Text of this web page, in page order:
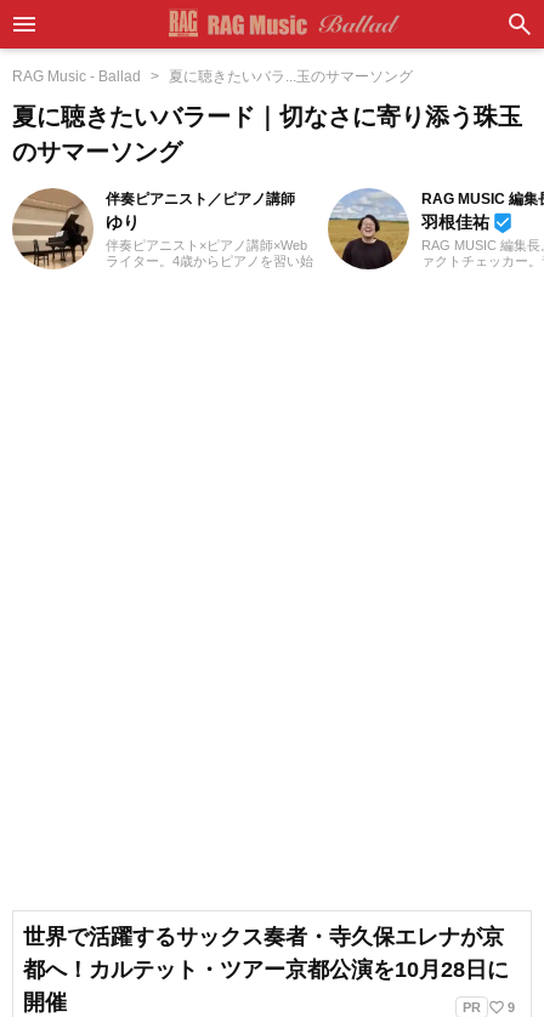
RAG Music - Ballad 夏に聴きたいバラ...玉のサマーソング
夏に聴きたいバラード｜切なさに寄り添う珠玉
のサマーソング
伴奏ピアニスト／ピアノ講師
ゆり
伴奏ピアニスト×ピアノ講師×Web
ライター。4歳からピアノを習い始
RAG MUSIC 編集
羽根佳祐 beenhere
RAG MUSIC 編集
ァクトチェッカー
世界で活躍するサックス奏者・寺久保エレナが京
都へ！カルテット・ツアー京都公演を10月28日に
開催
PR favorite_border 9